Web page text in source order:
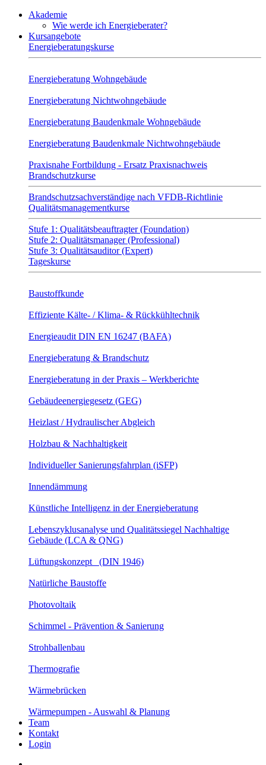
Akademie
Wie werde ich Energieberater?
Kursangebote
Energieberatungskurse
Energieberatung Wohngebäude
Energieberatung Nichtwohngebäude
Energieberatung Baudenkmale Wohngebäude
Energieberatung Baudenkmale Nichtwohngebäude
Praxisnahe Fortbildung - Ersatz Praxisnachweis
Brandschutzkurse
Brandschutzsachverständige nach VFDB-Richtlinie
Qualitätsmanagementkurse
Stufe 1: Qualitätsbeauftragter (Foundation)
Stufe 2: Qualitätsmanager (Professional)
Stufe 3: Qualitätsauditor (Expert)
Tageskurse
Baustoffkunde
Effiziente Kälte- / Klima- & Rückkühltechnik
Energieaudit DIN EN 16247 (BAFA)
Energieberatung & Brandschutz
Energieberatung in der Praxis – Werkberichte
Gebäudeenergiegesetz (GEG)
Heizlast / Hydraulischer Abgleich
Holzbau & Nachhaltigkeit
Individueller Sanierungsfahrplan (iSFP)
Innendämmung
Künstliche Intelligenz in der Energieberatung
Lebenszyklusanalyse und Qualitätssiegel Nachhaltige
Gebäude (LCA & QNG)
Lüftungskonzept (DIN 1946)
Natürliche Baustoffe
Photovoltaik
Schimmel - Prävention & Sanierung
Strohballenbau
Thermografie
Wärmebrücken
Wärmepumpen - Auswahl & Planung
Team
Kontakt
Login